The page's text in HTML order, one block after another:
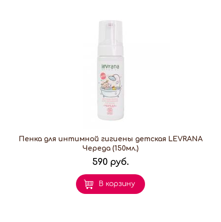
Пенка для интимной гигиены детская LEVRANA
Череда (150мл.)
590 руб.
В корзину